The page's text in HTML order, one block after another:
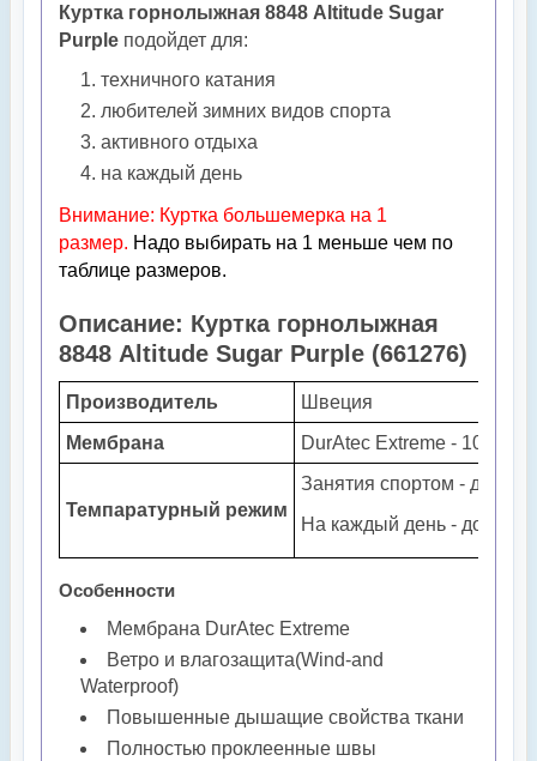
Куртка горнолыжная 8848 Altitude Sugar
Purple подойдет для:
техничного катания
любителей зимних видов спорта
активного отдыха
на каждый день
Внимание: Куртка большемерка на 1
размер. Надо выбирать на 1 меньше чем по
таблице размеров.
Описание: Куртка горнолыжная
8848 Altitude Sugar Purple (661276)
Производитель
Швеция
Мембрана
DurAtec Extreme - 10.000
Темпаратурный режим
Занятия спортом - до -
На каждый день - до -15гр
Особенности
Мембрана DurAtec Extreme
Ветро и влагозащита(Wind-and
Waterproof)
Повышенные дышащие свойства ткани
Полностью проклеенные швы